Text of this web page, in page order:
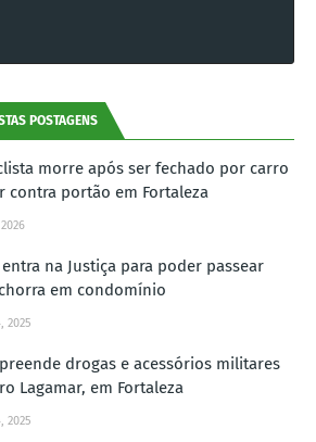
POSTAGENS
morre após ser fechado por carro
contra portão em Fortaleza
na Justiça para poder passear
em condomínio
2025
drogas e acessórios militares
Lagamar, em Fortaleza
2025